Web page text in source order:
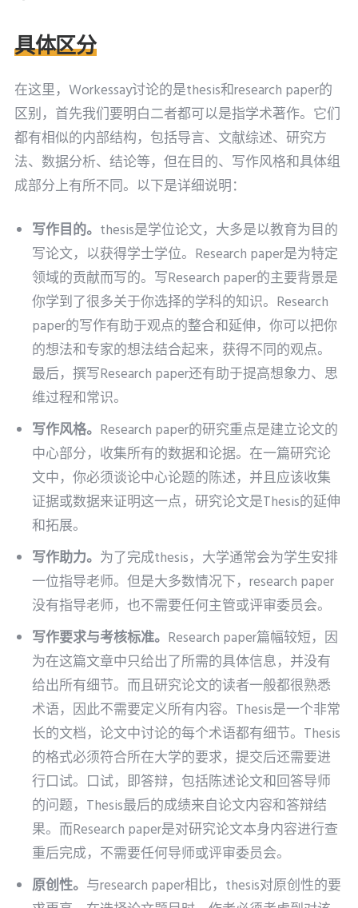
具体区分
在这里，Workessay讨论的是thesis和research paper的
区别，首先我们要明白二者都可以是指学术著作。它们
都有相似的内部结构，包括导言、文献综述、研究方
法、数据分析、结论等，但在目的、写作风格和具体组
成部分上有所不同。以下是详细说明：
写作目的。 thesis是学位论文，大多是以教育为目的
写论文，以获得学士学位。Research paper是为特定
领域的贡献而写的。写Research paper的主要背景是
你学到了很多关于你选择的学科的知识。Research
paper的写作有助于观点的整合和延伸，你可以把你
的想法和专家的想法结合起来，获得不同的观点。
最后，撰写Research paper还有助于提高想象力、思
维过程和常识。
写作风格。 Research paper的研究重点是建立论文的
中心部分，收集所有的数据和论据。在一篇研究论
文中，你必须谈论中心论题的陈述，并且应该收集
证据或数据来证明这一点，研究论文是Thesis的延伸
和拓展。
写作助力。 为了完成thesis，大学通常会为学生安排
一位指导老师。但是大多数情况下，research paper
没有指导老师，也不需要任何主管或评审委员会。
写作要求与考核标准。 Research paper篇幅较短，因
为在这篇文章中只给出了所需的具体信息，并没有
给出所有细节。而且研究论文的读者一般都很熟悉
术语，因此不需要定义所有内容。Thesis是一个非常
长的文档，论文中讨论的每个术语都有细节。Thesis
的格式必须符合所在大学的要求，提交后还需要进
行口试。口试，即答辩，包括陈述论文和回答导师
的问题，Thesis最后的成绩来自论文内容和答辩结
果。而Research paper是对研究论文本身内容进行查
重后完成，不需要任何导师或评审委员会。
原创性。 与research paper相比，thesis对原创性的要